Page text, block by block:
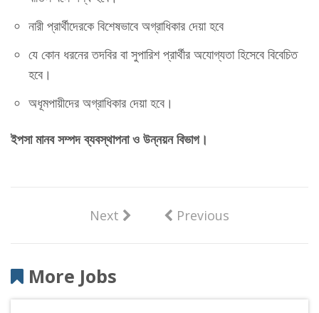
নারী প্রার্থীদেরকে বিশেষভাবে অগ্রাধিকার দেয়া হবে
যে কোন ধরনের তদবির বা সুপারিশ প্রার্থীর অযোগ্যতা হিসেবে বিবেচিত
হবে।
অধূমপায়ীদের অগ্রাধিকার দেয়া হবে।
ইপসা মানব সম্পদ ব্যবস্থাপনা ও উন্নয়ন বিভাগ।
Next Previous
More Jobs